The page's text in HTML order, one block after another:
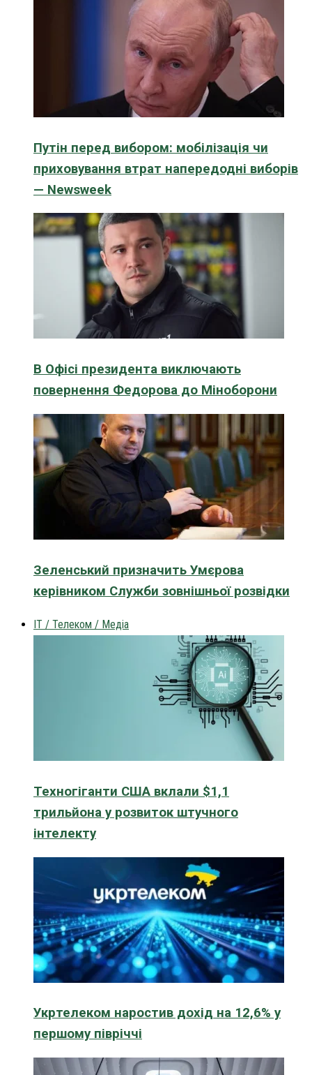
Путін перед вибором: мобілізація чи
приховування втрат напередодні виборів
— Newsweek
В Офісі президента виключають
повернення Федорова до Міноборони
Зеленський призначить Умєрова
керівником Служби зовнішньої розвідки
IT / Телеком / Медіа
Техногіганти США вклали $1,1
трильйона у розвиток штучного
інтелекту
Укртелеком наростив дохід на 12,6% у
першому півріччі